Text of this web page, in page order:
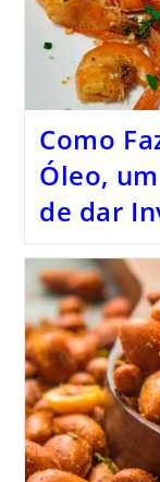
Como
Óleo,
de dar